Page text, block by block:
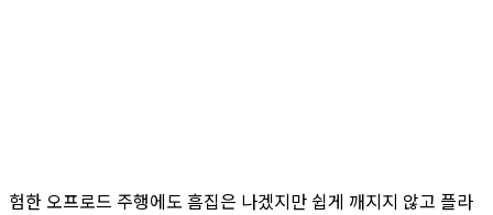
험한 오프로드 주행에도 흠집은 나겠지만 쉽게 깨지지 않고 플라